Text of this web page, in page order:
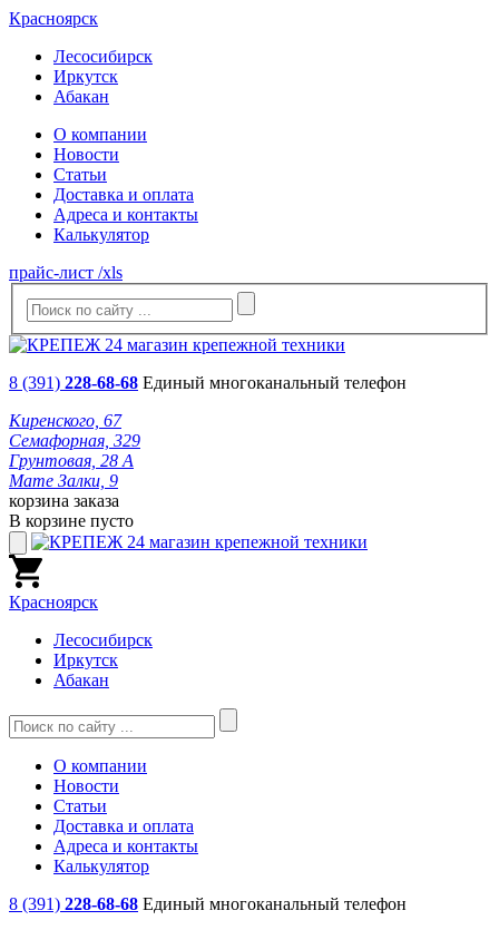
Красноярск
Лесосибирск
Иркутск
Абакан
О компании
Новости
Статьи
Доставка и оплата
Адреса и контакты
Калькулятор
прайс-лист /xls
8 (391) 228-68-68 Единый многоканальный телефон
Киренского, 67
Семафорная, 329
Грунтовая, 28 А
Мате Залки, 9
корзина заказа
В корзине пусто
Красноярск
Лесосибирск
Иркутск
Абакан
О компании
Новости
Статьи
Доставка и оплата
Адреса и контакты
Калькулятор
8 (391) 228-68-68 Единый многоканальный телефон